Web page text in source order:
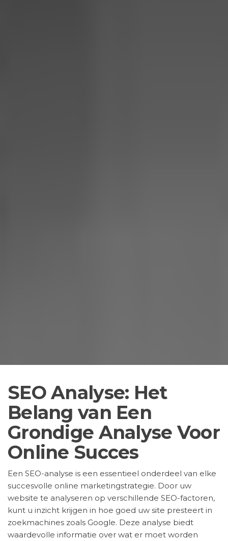
SEO Analyse: Het
Belang van Een
Grondige Analyse Voor
Online Succes
Een SEO-analyse is een essentieel onderdeel van elke
succesvolle online marketingstrategie. Door uw
website te analyseren op verschillende SEO-factoren,
kunt u inzicht krijgen in hoe goed uw site presteert in
zoekmachines zoals Google. Deze analyse biedt
waardevolle informatie over wat er moet worden